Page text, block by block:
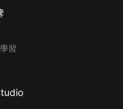
習